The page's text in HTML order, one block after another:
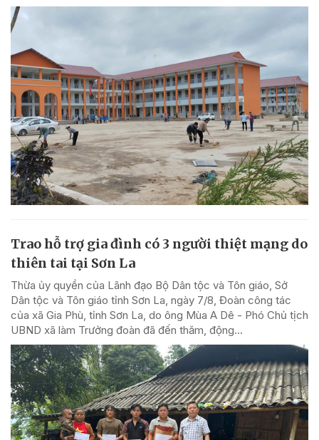
Trao hỗ trợ gia đình có 3 người thiệt mạng do
thiên tai tại Sơn La
Thừa ủy quyền của Lãnh đạo Bộ Dân tộc và Tôn giáo, Sở
Dân tộc và Tôn giáo tỉnh Sơn La, ngày 7/8, Đoàn công tác
của xã Gia Phù, tỉnh Sơn La, do ông Mùa A Dê - Phó Chủ tịch
UBND xã làm Trưởng đoàn đã đến thăm, động...